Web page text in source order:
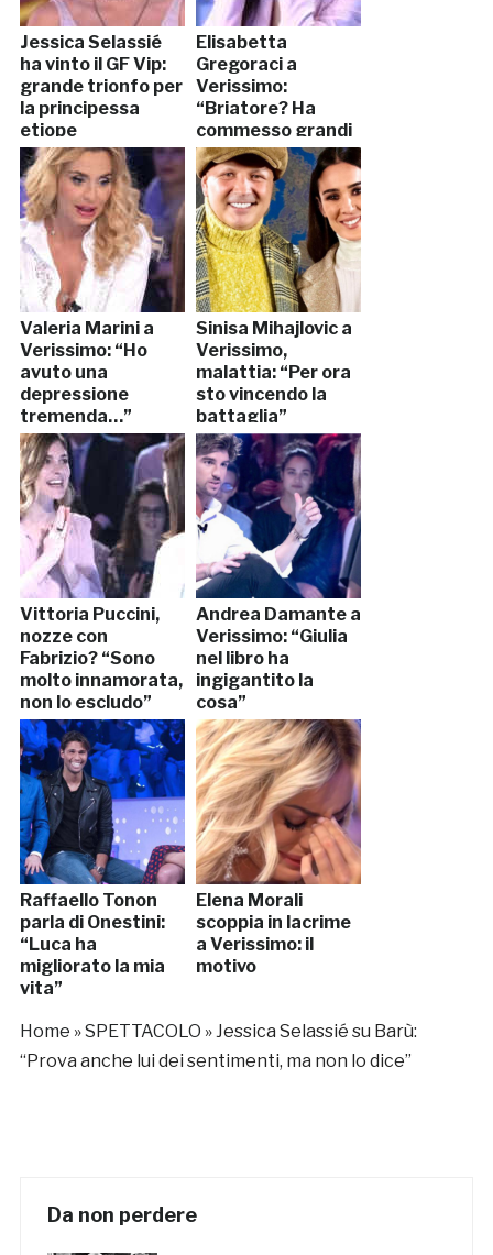
Jessica Selassié
ha vinto il GF Vip:
grande trionfo per
la principessa
etiope
Elisabetta
Gregoraci a
Verissimo:
“Briatore? Ha
commesso grandi
errori”
Valeria Marini a
Verissimo: “Ho
avuto una
depressione
tremenda…”
Sinisa Mihajlovic a
Verissimo,
malattia: “Per ora
sto vincendo la
battaglia”
Vittoria Puccini,
nozze con
Fabrizio? “Sono
molto innamorata,
non lo escludo”
Andrea Damante a
Verissimo: “Giulia
nel libro ha
ingigantito la
cosa”
Raffaello Tonon
parla di Onestini:
“Luca ha
migliorato la mia
vita”
Elena Morali
scoppia in lacrime
a Verissimo: il
motivo
Home »SPETTACOLO »Jessica Selassié su Barù:
“Prova anche lui dei sentimenti, ma non lo dice”
Da non perdere